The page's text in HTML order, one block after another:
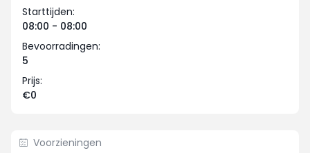
Starttijden:
08:00 - 08:00
Bevoorradingen:
5
Prijs:
€0
Voorzieningen